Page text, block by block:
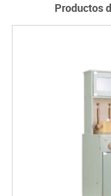
Productos